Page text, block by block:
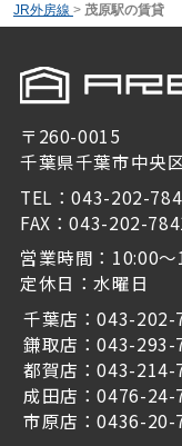
JR外房線 > 茂原駅の賃貸
〒260-0015
千葉県千葉市中央
TEL：043-202-
FAX：043-202-
営業時間：10:00～
定休日：水曜日
千葉店：043-202-
鎌取店：043-293-
都賀店：043-214-
成田店：0476-24-
市原店：0436-20-